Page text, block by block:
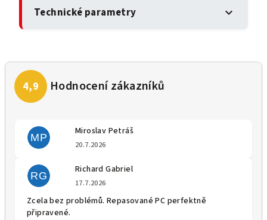
Technické parametry expand_more
MP
Miroslav Petráš
20.7.2026
RG
Richard Gabriel
17.7.2026
Zcela bez problémů. Repasované PC perfektně
připravené.